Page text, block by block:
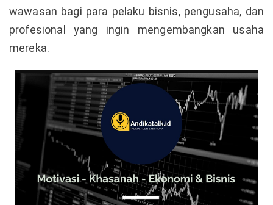
wawasan bagi para pelaku bisnis, pengusaha, dan
profesional yang ingin mengembangkan usaha
mereka.